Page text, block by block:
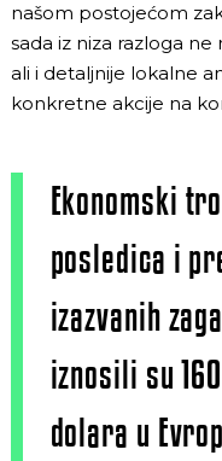
našom postojećom
sada iz niza razloga ne
ali i detaljnije lokalne
konkretne akcije na
Ekonomski
posledica i
izazvanih
iznosili su
dolara u